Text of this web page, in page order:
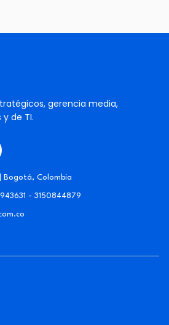
gerencia media,
de TI.
Bogotá, Colombia
- 3150844879